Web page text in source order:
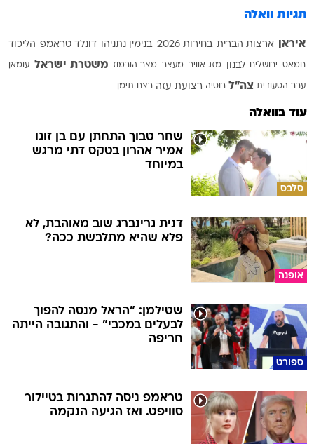
תגיות וואלה
איראן ארצות הברית בחירות 2026 בנימין נתניהו דונלד טראמפ הליכוד
חמאס ירושלים לבנון מזג אוויר מעצר מצר הורמוז משטרת ישראל עומאן
ערב הסעודית צה"ל רוסיה רצועת עזה רצח תימן
עוד בוואלה
סלבס
שחר טבוך התחתן עם בן זוגו
אמיר אהרון בטקס דתי מרגש
במיוחד
אופנה
דנית גרינברג שוב מאוהבת, לא
פלא שהיא מתלבשת ככה?
ספורט
שטילמן: "הראל מנסה להפוך
לבעלים במכבי" - והתגובה הייתה
חריפה
טראמפ ניסה להתגרות בטיילור
סוויפט. ואז הגיעה הנקמה